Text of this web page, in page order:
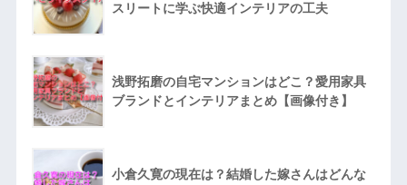
スリートに学ぶ快適インテリアの工夫
浅野拓磨の自宅マンションはどこ？愛用家具
ブランドとインテリアまとめ【画像付き】
小倉久寛の現在は？結婚した嫁さんはどんな